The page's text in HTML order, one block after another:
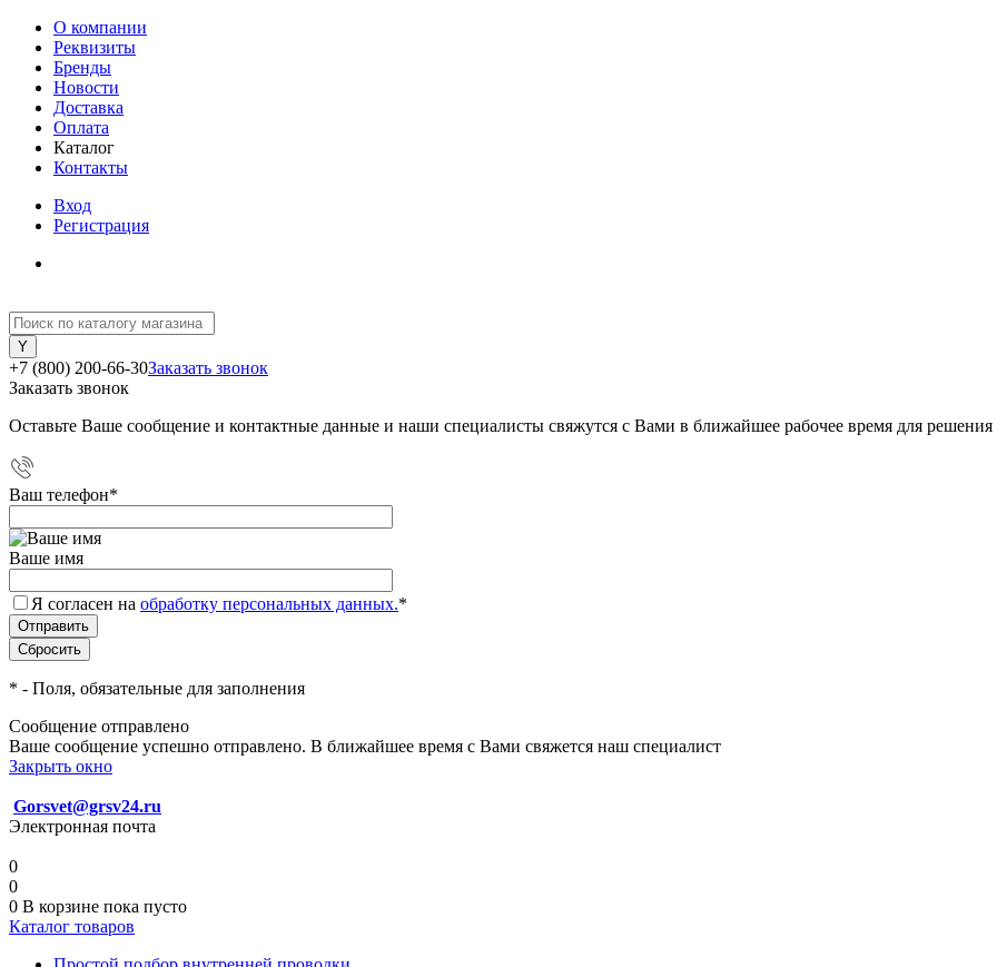
О компании
Реквизиты
Бренды
Новости
Доставка
Оплата
Каталог
Контакты
Вход
Регистрация
+7 (800) 200-66-30Заказать звонок
Заказать звонок
Оставьте Ваше сообщение и контактные данные и наши специалисты свяжутся с Вами в ближайшее рабочее время для
Ваш телефон*
Ваше имя
Я согласен на обработку персональных данных.*
* - Поля, обязательные для заполнения
Сообщение отправлено
Ваше сообщение успешно отправлено. В ближайшее время с Вами свяжется наш специалист
Закрыть окно
Gorsvet@grsv24.ru
Электронная почта
0
0
0 В корзине пока пусто
Каталог товаров